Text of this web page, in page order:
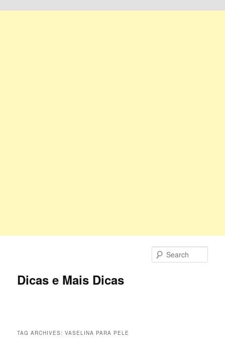
Dicas e Mais Dicas
TAG ARCHIVES:VASELINA PARA PELE